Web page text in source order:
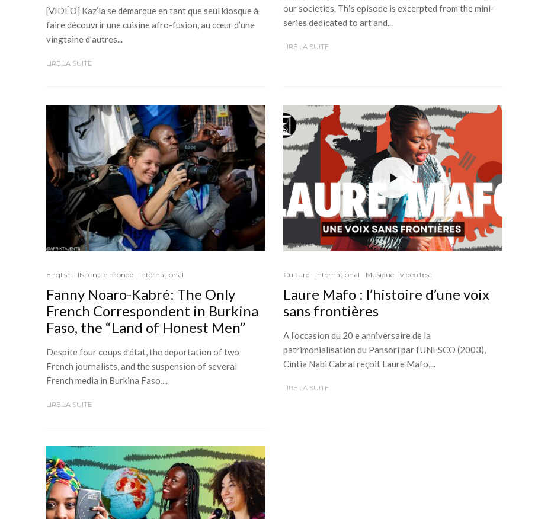
[VIDÉO] Kaz’la se démarque en tant que seul kiosque à
faire découvrir une cuisine afro-fusion, au cœur d’une
vingtaine d’autres...
LIRE LA SUITE
our societies. This episode is excerpted from the mini-
series dedicated to art and...
LIRE LA SUITE
English Ils font le monde International
Fanny Noaro-Kabré: The Only
French Correspondent in Burkina
Faso, the “Land of Honest Men”
Despite four coups d’état, the deportation of two
French journalists, and the suspension of several
French media in Burkina Faso,...
LIRE LA SUITE
Culture International Musique video test
Laure Mafo : l’histoire d’une voix
sans frontières
A l’occasion du 20 e anniversaire de la
patrimonialisation du Pansori par l’UNESCO (2003),
Cintia Nabi Cabral reçoit Laure Mafo,...
LIRE LA SUITE